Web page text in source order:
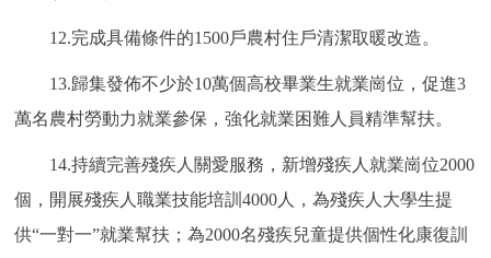
12.完成具備條件的1500戶農村住戶清潔取暖改造。
13.歸集發佈不少於10萬個高校畢業生就業崗位，促進3
萬名農村勞動力就業參保，強化就業困難人員精準幫扶。
14.持續完善殘疾人關愛服務，新增殘疾人就業崗位2000
個，開展殘疾人職業技能培訓4000人，為殘疾人大學生提
供“一對一”就業幫扶；為2000名殘疾兒童提供個性化康復訓